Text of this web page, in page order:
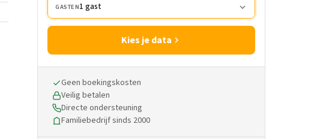
GASTEN1 gast
Kies je data
Geen boekingskosten
Veilig betalen
Directe ondersteuning
Familiebedrijf sinds 2000